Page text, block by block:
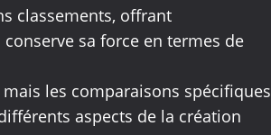
classements, offrant
sa force en termes de
les comparaisons spécifiques
aspects de la création